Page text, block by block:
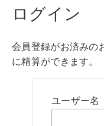
ログイン
会員登録がお済みの
に精算ができます。
ユーザー名